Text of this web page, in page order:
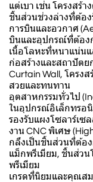
แต่เบา เช่น โครงสร้
ชิ้นส่วนช่วงล่างที่ต้อง
การบินและอวกาศ
บินและอุปกรณ์ที่ต้องก
เนื้อโลหะที่หนาแน่นแ
ก่อสร้างและสถาปัตย
Curtain Wall, โครง
สวยและทนทาน
อุตสาหกรรมทั่วไป
ในอุปกรณ์อิเล็กทรอนิ
รองรับแผงโซลาร์เซ
งาน CNC พิเศษ
กลึงเป็นชิ้นส่วนที่ต้อง
แม็กพรีเมียม, ชิ้นส่ว
พรีเมียม
เกรดที่นิยมและคุณส